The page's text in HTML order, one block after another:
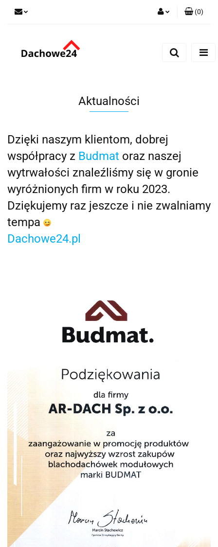
(0)
Aktualności
Dzięki naszym klientom, dobrej
współpracy z Budmat oraz naszej
wytrwałości znaleźliśmy się w gronie
wyróżnionych firm w roku 2023.
Dziękujemy raz jeszcze i nie zwalniamy
tempa
Dachowe24.pl